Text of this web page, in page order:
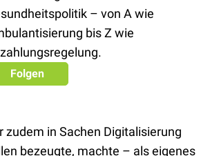
– von A wie
bis Z wie
Folgen
zudem in Sachen Digitalisierung
bezeugte, machte – als eigenes